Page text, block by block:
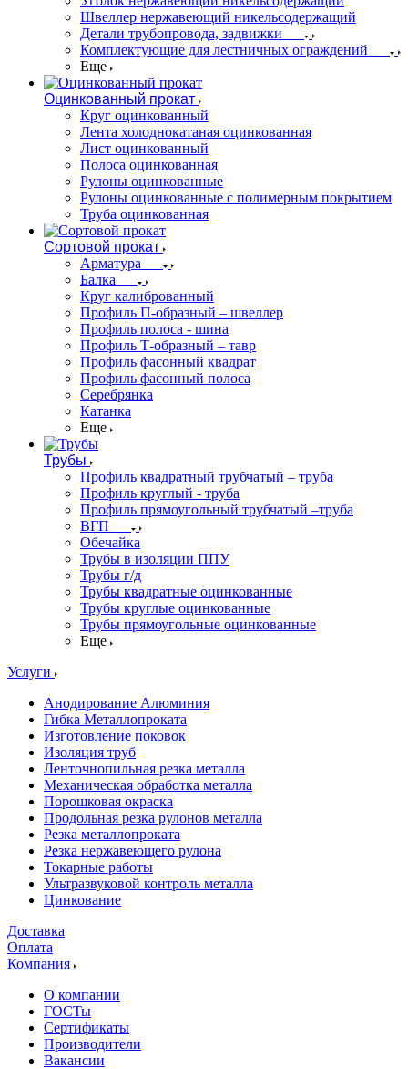
Швеллер нержавеющий никельсодержащий
Детали трубопровода, задвижки
Комплектующие для лестничных ограждений
Еще
Оцинкованный прокат
Круг оцинкованный
Лента холоднокатаная оцинкованная
Лист оцинкованный
Полоса оцинкованная
Рулоны оцинкованные
Рулоны оцинкованные с полимерным покрытием
Труба оцинкованная
Сортовой прокат
Арматура
Балка
Круг калиброванный
Профиль П-образный – швеллер
Профиль полоса - шина
Профиль Т-образный – тавр
Профиль фасонный квадрат
Профиль фасонный полоса
Серебрянка
Катанка
Еще
Трубы
Профиль квадратный трубчатый – труба
Профиль круглый - труба
Профиль прямоугольный трубчатый –труба
ВГП
Обечайка
Трубы в изоляции ППУ
Трубы г/д
Трубы квадратные оцинкованные
Трубы круглые оцинкованные
Трубы прямоугольные оцинкованные
Еще
Услуги
Анодирование Алюминия
Гибка Металлопроката
Изготовление поковок
Изоляция труб
Ленточнопильная резка металла
Механическая обработка металла
Порошковая окраска
Продольная резка рулонов металла
Резка металлопроката
Резка нержавеющего рулона
Токарные работы
Ультразвуковой контроль металла
Цинкование
Доставка
Оплата
Компания
О компании
ГОСТы
Сертификаты
Производители
Вакансии